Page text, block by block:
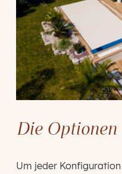
Die Optionen
Um jeder